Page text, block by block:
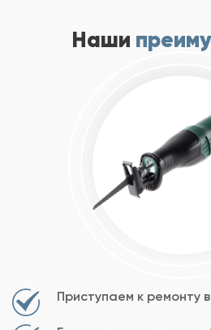
Наши
Приступаем к ремонту